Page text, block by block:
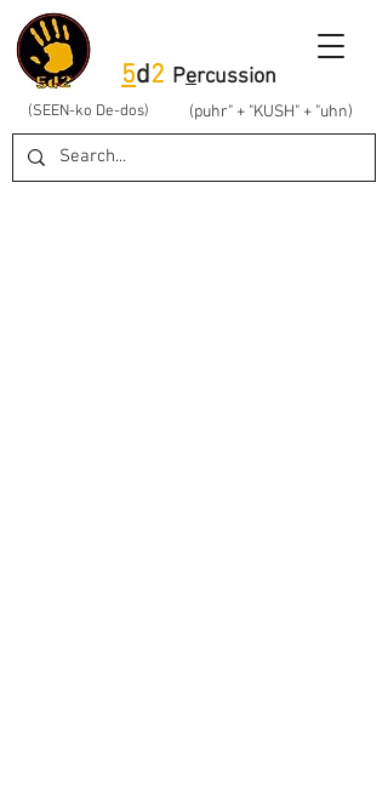
5d2 Percussion
(SEEN-ko De-dos) (puhr" + "KUSH" + "uhn)